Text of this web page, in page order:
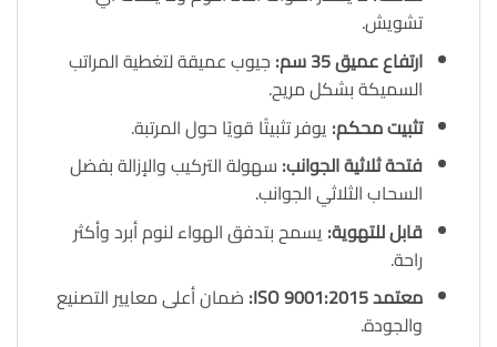
تشويش.
ارتفاع عميق35 سم : جيوب عميقة لتغطية المراتب
السميكة بشكل مريح.
تثبيت محكم: يوفر تثبيتًا قويًا حول المرتبة.
فتحة ثلاثية الجوانب: سهولة التركيب والإزالة بفضل
السحاب الثلاثي الجوانب.
قابل للتهوية: يسمح بتدفق الهواء لنوم أبرد وأكثر
راحة.
معتمدISO 9001:2015: ضمان أعلى معايير التصنيع
والجودة.